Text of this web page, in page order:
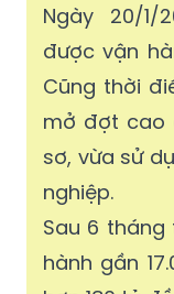
Ngày 20/1/
được vận
Cũng thời
mở đợt cao
sơ, vừa sử
nghiệp.
Sau 6
hành gần